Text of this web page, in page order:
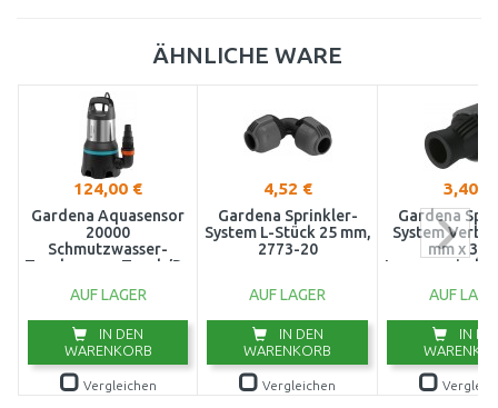
ÄHNLICHE WARE
124,00 €
Gardena Aquasensor
20000
Schmutzwasser-
Tauchpumpe,Tauch/Druckpumpe
9044-20
AUF LAGER
IN DEN
WARENKORB
Vergleichen
4,52 €
Gardena Sprinkler-
System L-Stück 25 mm,
2773-20
AUF LAGER
IN DEN
WARENKORB
Vergleichen
3,40 €
Gardena
System
mm x 3/
Innengewinde
AUF
IN